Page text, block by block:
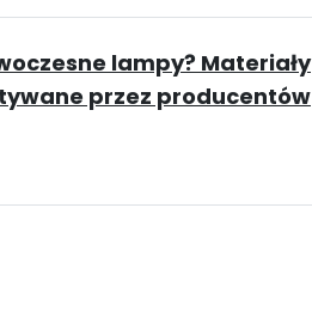
lampy? Materiały
przez producentów